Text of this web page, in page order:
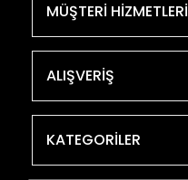
MÜŞTERİ HİZMETLERİ
ALIŞVERİŞ
KATEGORİLER